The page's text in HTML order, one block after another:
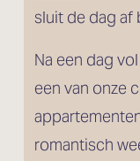
sluit de dag af
Na een dag
een van onze
romantisch